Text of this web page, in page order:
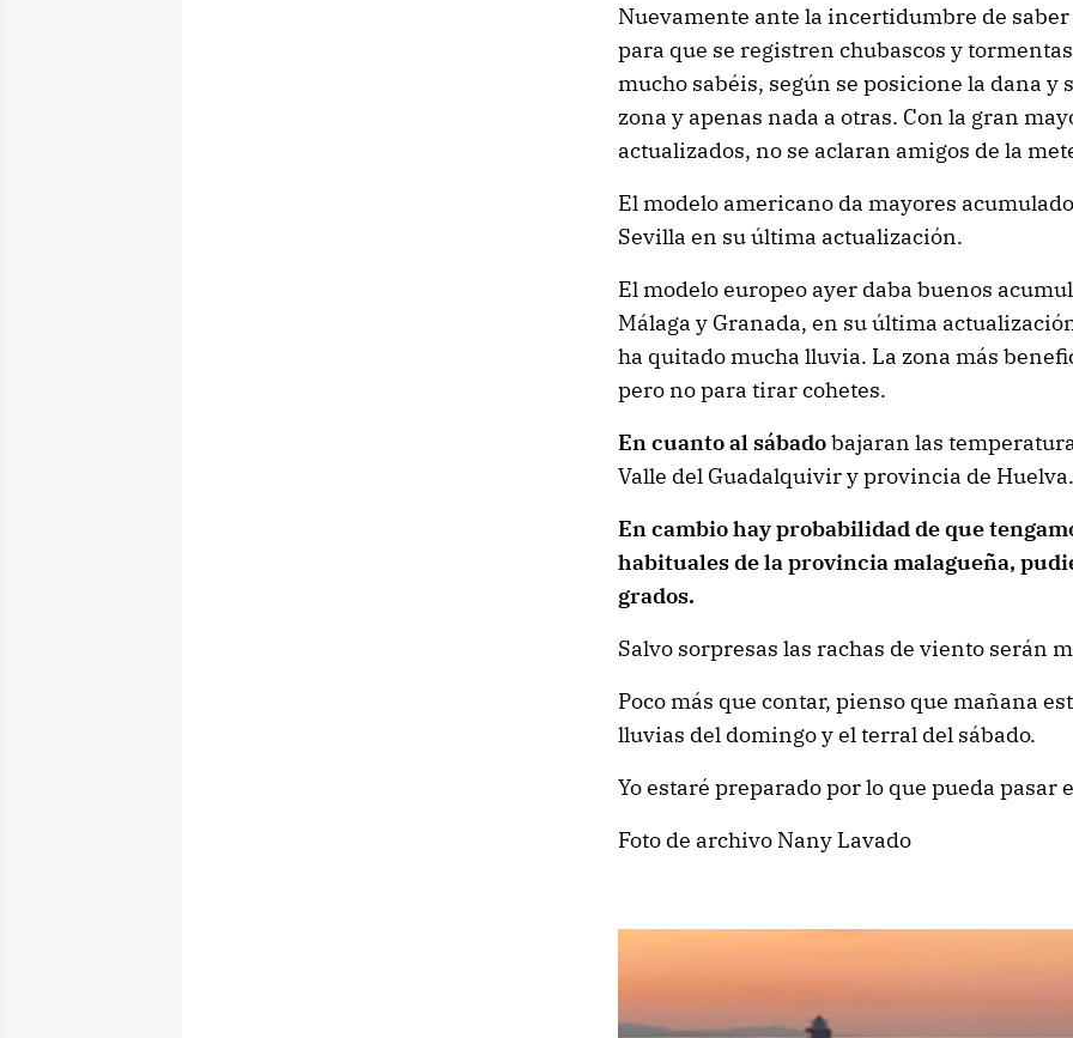
Nuevamente ante la incertidumbre de
para que se registren chubascos y
mucho sabéis, según se posicione la dana y
zona y apenas nada a otras. Con la gran
actualizados, no se aclaran amigos de la
El modelo americano da mayores
Sevilla en su última actualización.
El modelo europeo ayer daba buenos
Málaga y Granada, en su última
ha quitado mucha lluvia. La zona más
pero no para tirar cohetes.
En cuanto al sábadobajaran las
Valle del Guadalquivir y provincia de Huelva.
En cambio hay probabilidad de que
habituales de la provincia malagueña,
grados.
Salvo sorpresas las rachas de viento serán
Poco más que contar, pienso que mañana
lluvias del domingo y el terral del sábado.
Yo estaré preparado por lo que pueda pasar
Foto de archivo Nany Lavado